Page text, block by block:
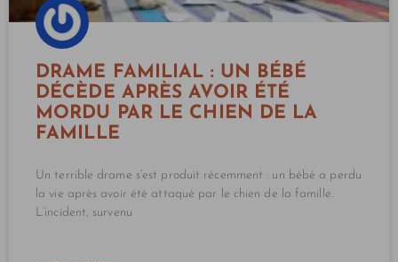
DRAME FAMILIAL : UN BÉBÉ
DÉCÈDE APRÈS AVOIR ÉTÉ
MORDU PAR LE CHIEN DE LA
FAMILLE
Un terrible drame s’est produit récemment : un bébé a perdu
la vie après avoir été attaqué par le chien de la famille.
L’incident, survenu